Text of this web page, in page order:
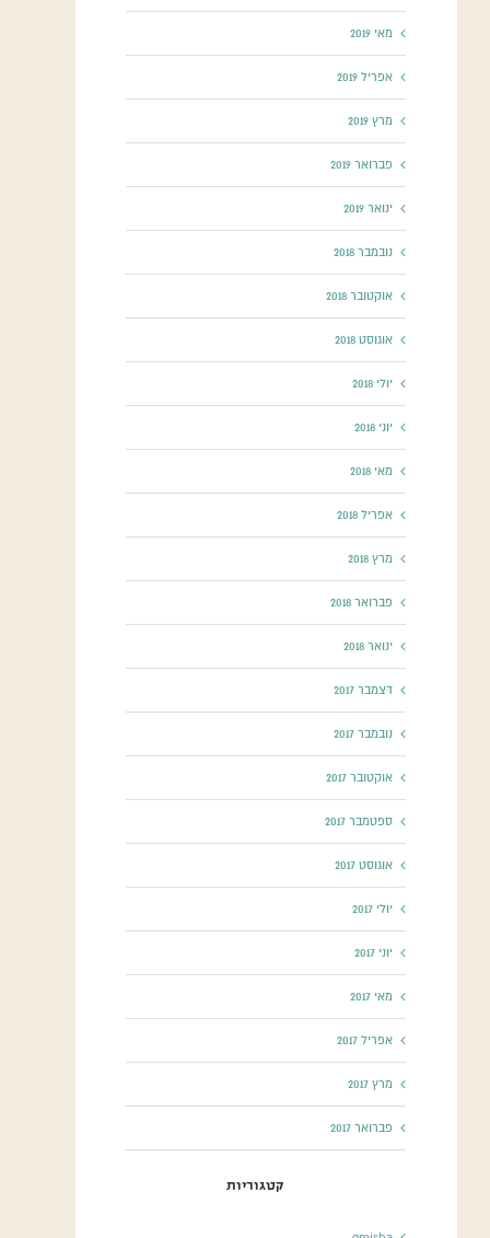
מאי 2019
אפריל 2019
מרץ 2019
פברואר 2019
ינואר 2019
נובמבר 2018
אוקטובר 2018
אוגוסט 2018
יולי 2018
יוני 2018
מאי 2018
אפריל 2018
מרץ 2018
פברואר 2018
ינואר 2018
דצמבר 2017
נובמבר 2017
אוקטובר 2017
ספטמבר 2017
אוגוסט 2017
יולי 2017
יוני 2017
מאי 2017
אפריל 2017
מרץ 2017
פברואר 2017
קטגוריות